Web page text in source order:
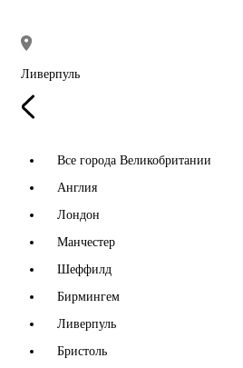
Ливерпуль
Все города Великобритании
Англия
Лондон
Манчестер
Шеффилд
Бирмингем
Ливерпуль
Бристоль